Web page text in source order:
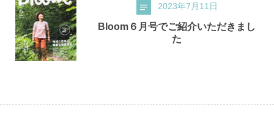
2023年7月11日
Bloom６月号でご紹介いただきまし
た